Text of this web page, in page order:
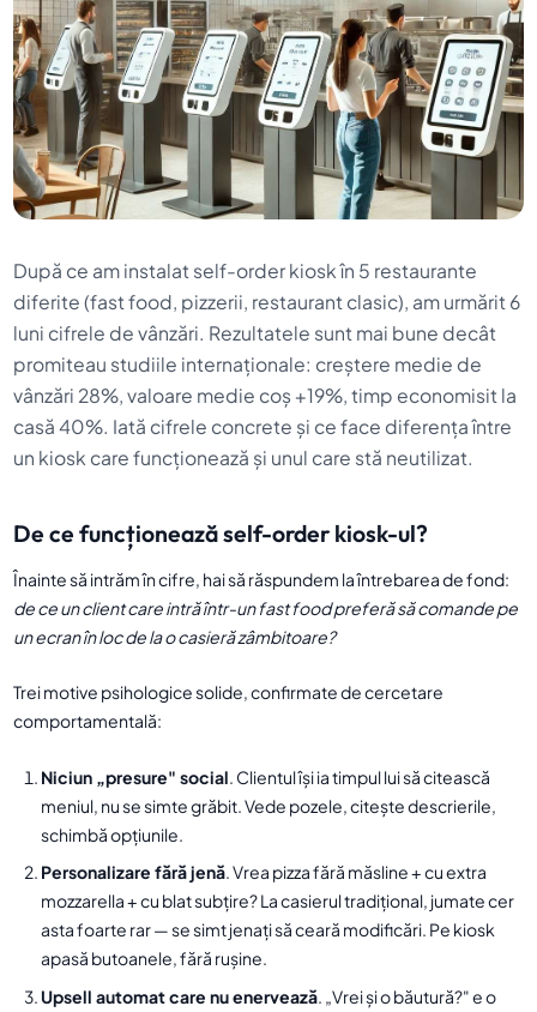
După ce am instalat self-order kiosk în 5 restaurante
diferite (fast food, pizzerii, restaurant clasic), am urmărit 6
luni cifrele de vânzări. Rezultatele sunt mai bune decât
promiteau studiile internaționale: creștere medie de
vânzări 28%, valoare medie coș +19%, timp economisit la
casă40%. Iată cifrele concrete și ce face diferența între
un kiosk care funcționează și unul care stă neutilizat.
De ce funcționează self-order kiosk-ul?
Înainte să intrăm în cifre, hai să răspundem la întrebarea de fond:
de ce un client care intră într-un fast food preferă să comande pe
un ecran în loc de la o casieră zâmbitoare?
Trei motive psihologice solide, confirmate de cercetare
comportamentală:
Niciun „presure" social. Clientul își ia timpul lui să citească
meniul, nu se simte grăbit. Vede pozele, citește descrierile,
schimbă opțiunile.
Personalizare fără jenă. Vrea pizza fără măsline + cu extra
mozzarella + cu blat subțire? La casierul tradițional, jumate cer
asta foarte rar — se simt jenați să ceară modificări. Pe kiosk
apasă butoanele, fără rușine.
Upsell automat care nu enervează. „Vrei și o băutură?" e o